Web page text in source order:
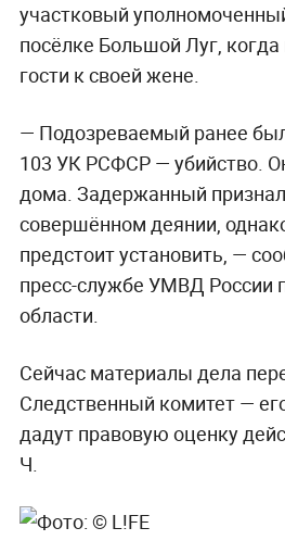
участковый
посёлке Большой Луг,
гости к своей жене.
— Подозреваемый ранее
103 УК РСФСР — убийство.
дома. Задержанный
совершённом деянии,
предстоит установить, —
пресс-службе УМВД России
области.
Сейчас материалы дела
Следственный комитет —
дадут правовую оценку
Ч.